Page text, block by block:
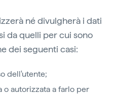
né divulgherà i dati
da quelli per cui sono
dei seguenti casi:
dell'utente;
o autorizzata a farlo per